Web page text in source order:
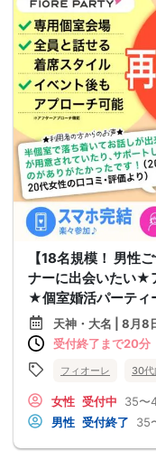
【18名規模！ 男性
ナーに出会いたい★
★個室婚活パーティ
天神・大名 | 8月8
受付終了まで20分
フィオーレ 30代
女性 受付中 35〜
男性 受付終了 35